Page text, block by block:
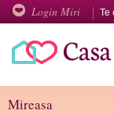
Login Miri Te
Mireasa